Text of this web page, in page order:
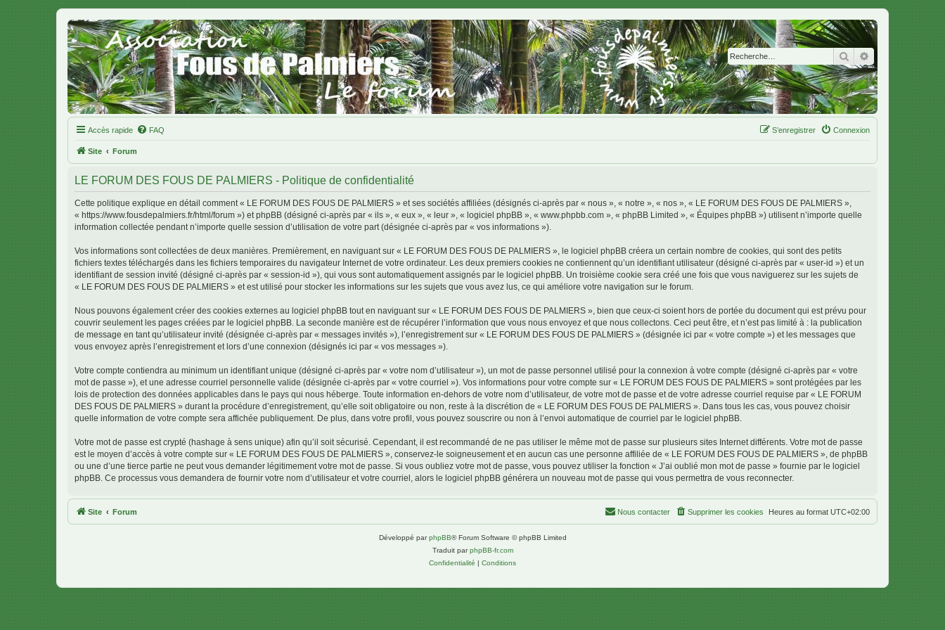
Rechercher
Accès rapide FAQ Connexion
S’enregistrer
Site Forum
LE FORUM DES FOUS DE PALMIERS - Politique de confidentialité
Cette politique explique en détail comment « LE FORUM DES FOUS DE PALMIERS » et ses sociétés affiliées (désignés ci-après par « nous », « notre », « nos », « LE FORUM DES FOUS DE PALMIERS »,
« https://www.fousdepalmiers.fr/html/forum ») et phpBB (désigné ci-après par « ils », « eux », « leur », « logiciel phpBB », « www.phpbb.com », « phpBB Limited », « Équipes phpBB ») utilisent n’importe quelle
information collectée pendant n’importe quelle session d’utilisation de votre part (désignée ci-après par « vos informations »).
Vos informations sont collectées de deux manières. Premièrement, en naviguant sur « LE FORUM DES FOUS DE PALMIERS », le logiciel phpBB créera un certain nombre de cookies, qui sont des petits
fichiers textes téléchargés dans les fichiers temporaires du navigateur Internet de votre ordinateur. Les deux premiers cookies ne contiennent qu’un identifiant utilisateur (désigné ci-après par « user-id ») et un
identifiant de session invité (désigné ci-après par « session-id »), qui vous sont automatiquement assignés par le logiciel phpBB. Un troisième cookie sera créé une fois que vous naviguerez sur les sujets de
« LE FORUM DES FOUS DE PALMIERS » et est utilisé pour stocker les informations sur les sujets que vous avez lus, ce qui améliore votre navigation sur le forum.
Nous pouvons également créer des cookies externes au logiciel phpBB tout en naviguant sur « LE FORUM DES FOUS DE PALMIERS », bien que ceux-ci soient hors de portée du document qui est prévu pour
couvrir seulement les pages créées par le logiciel phpBB. La seconde manière est de récupérer l’information que vous nous envoyez et que nous collectons. Ceci peut être, et n’est pas limité à : la publication
de message en tant qu’utilisateur invité (désignée ci-après par « messages invités »), l’enregistrement sur « LE FORUM DES FOUS DE PALMIERS » (désignée ici par « votre compte ») et les messages que
vous envoyez après l’enregistrement et lors d’une connexion (désignés ici par « vos messages »).
Votre compte contiendra au minimum un identifiant unique (désigné ci-après par « votre nom d’utilisateur »), un mot de passe personnel utilisé pour la connexion à votre compte (désigné ci-après par « votre
mot de passe »), et une adresse courriel personnelle valide (désignée ci-après par « votre courriel »). Vos informations pour votre compte sur « LE FORUM DES FOUS DE PALMIERS » sont protégées par les
lois de protection des données applicables dans le pays qui nous héberge. Toute information en-dehors de votre nom d’utilisateur, de votre mot de passe et de votre adresse courriel requise par « LE FORUM
DES FOUS DE PALMIERS » durant la procédure d’enregistrement, qu’elle soit obligatoire ou non, reste à la discrétion de « LE FORUM DES FOUS DE PALMIERS ». Dans tous les cas, vous pouvez choisir
quelle information de votre compte sera affichée publiquement. De plus, dans votre profil, vous pouvez souscrire ou non à l’envoi automatique de courriel par le logiciel phpBB.
Votre mot de passe est crypté (hashage à sens unique) afin qu’il soit sécurisé. Cependant, il est recommandé de ne pas utiliser le même mot de passe sur plusieurs sites Internet différents. Votre mot de passe
est le moyen d’accès à votre compte sur « LE FORUM DES FOUS DE PALMIERS », conservez-le soigneusement et en aucun cas une personne affiliée de « LE FORUM DES FOUS DE PALMIERS », de phpBB
ou une d’une tierce partie ne peut vous demander légitimement votre mot de passe. Si vous oubliez votre mot de passe, vous pouvez utiliser la fonction « J’ai oublié mon mot de passe » fournie par le logiciel
phpBB. Ce processus vous demandera de fournir votre nom d’utilisateur et votre courriel, alors le logiciel phpBB générera un nouveau mot de passe qui vous permettra de vous reconnecter.
Site Forum Heures au format UTC+02:00
Supprimer les cookies
Nous contacter
Développé parphpBB® Forum Software © phpBB Limited
Traduit parphpBB-fr.com
Confidentialité | Conditions